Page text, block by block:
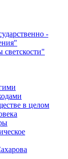
-
в целом